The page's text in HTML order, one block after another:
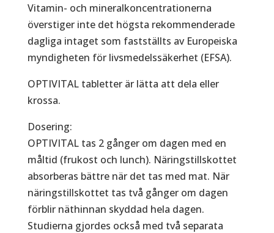
Vitamin- och mineralkoncentrationerna
överstiger inte det högsta rekommenderade
dagliga intaget som fastställts av Europeiska
myndigheten för livsmedelssäkerhet (EFSA).
OPTIVITAL tabletter är lätta att dela eller
krossa.
Dosering:
OPTIVITAL tas 2 gånger om dagen med en
måltid (frukost och lunch). Näringstillskottet
absorberas bättre när det tas med mat. När
näringstillskottet tas två gånger om dagen
förblir näthinnan skyddad hela dagen.
Studierna gjordes också med två separata